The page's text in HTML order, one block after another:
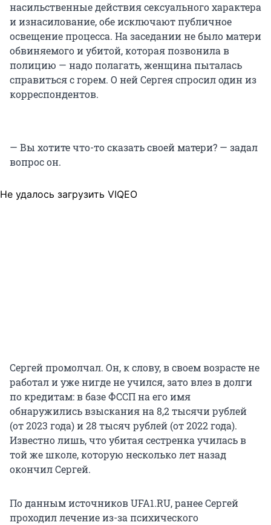
насильственные действия сексуального характера
и изнасилование, обе исключают публичное
освещение процесса. На заседании не было матери
обвиняемого и убитой, которая позвонила в
полицию — надо полагать, женщина пыталась
справиться с горем. О ней Сергея спросил один из
корреспондентов.
— Вы хотите что-то сказать своей матери? — задал
вопрос он.
Не удалось загрузить VIQEO
Сергей промолчал. Он, к слову, в своем возрасте не
работал и уже нигде не учился, зато влез в долги
по кредитам: в базе ФССП на его имя
обнаружились взыскания на 8,2 тысячи рублей
(от 2023 года) и 28 тысяч рублей (от 2022 года).
Известно лишь, что убитая сестренка училась в
той же школе, которую несколько лет назад
окончил Сергей.
По данным источников UFA1.RU, ранее Сергей
проходил лечение из-за психического